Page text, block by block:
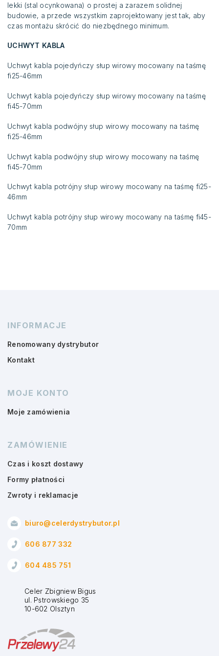
lekki (stal ocynkowana) o prostej a zarazem solidnej
budowie, a przede wszystkim zaprojektowany jest tak, aby
czas montażu skrócić do niezbędnego minimum.
UCHWYT KABLA
Uchwyt kabla pojedyńczy słup wirowy mocowany na taśmę
fi25-46mm
Uchwyt kabla pojedyńczy słup wirowy mocowany na taśmę
fi45-70mm
Uchwyt kabla podwójny słup wirowy mocowany na taśmę
fi25-46mm
Uchwyt kabla podwójny słup wirowy mocowany na taśmę
fi45-70mm
Uchwyt kabla potrójny słup wirowy mocowany na taśmę fi25-
46mm
Uchwyt kabla potrójny słup wirowy mocowany na taśmę fi45-
70mm
INFORMACJE
Renomowany dystrybutor
Kontakt
MOJE KONTO
Moje zamówienia
ZAMÓWIENIE
Czas i koszt dostawy
Formy płatności
Zwroty i reklamacje
biuro@celerdystrybutor.pl
606 877 332
604 485 751
Celer Zbigniew Bigus
ul. Pstrowskiego 35
10-602 Olsztyn